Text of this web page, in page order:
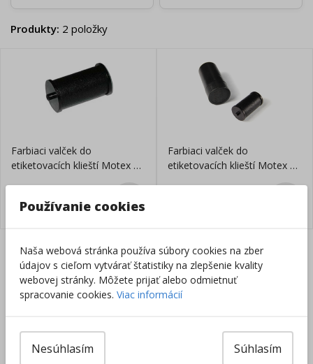
Produkty: 2 položky
Farbiaci valček do
etiketovacích klieští Motex 20
Skladom
8,30€
Farbiaci valček do
etiketovacích klieští Motex 18
Skladom
Slovenská firma na
trhu od 1996
Doprava zadarmo už
od 49 €
Vrátenie tovaru do
8000+ produktov na
Sieť predajní po celej
SR
Používanie cookies
Naša webová stránka používa súbory cookies na zber
údajov s cieľom vytvárať štatistiky na zlepšenie kvality
webovej stránky. Môžete prijať alebo odmietnuť
spracovanie cookies. Viac informácií
Súhlasím
Nesúhlasím